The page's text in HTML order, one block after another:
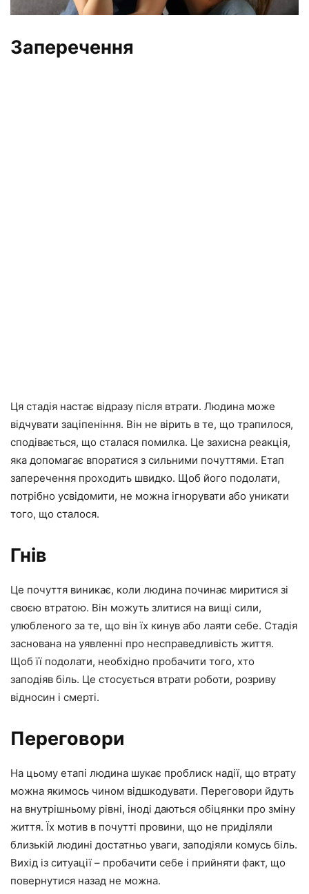
Заперечення
Ця стадія настає відразу після втрати. Людина може
відчувати заціпеніння. Він не вірить в те, що трапилося,
сподівається, що сталася помилка. Це захисна реакція,
яка допомагає впоратися з сильними почуттями. Етап
заперечення проходить швидко. Щоб його подолати,
потрібно усвідомити, не можна ігнорувати або уникати
того, що сталося.
Гнів
Це почуття виникає, коли людина починає миритися зі
своєю втратою. Він можуть злитися на вищі сили,
улюбленого за те, що він їх кинув або лаяти себе. Стадія
заснована на уявленні про несправедливість життя.
Щоб її подолати, необхідно пробачити того, хто
заподіяв біль. Це стосується втрати роботи, розриву
відносин і смерті.
Переговори
На цьому етапі людина шукає проблиск надії, що втрату
можна якимось чином відшкодувати. Переговори йдуть
на внутрішньому рівні, іноді даються обіцянки про зміну
життя. Їх мотив в почутті провини, що не приділяли
близькій людині достатньо уваги, заподіяли комусь біль.
Вихід із ситуації – пробачити себе і прийняти факт, що
повернутися назад не можна.